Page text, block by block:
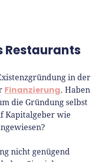
Restaurants
in der
Finanzierung. Haben
die Gründung selbst
Kapitalgeber wie
nicht genügend